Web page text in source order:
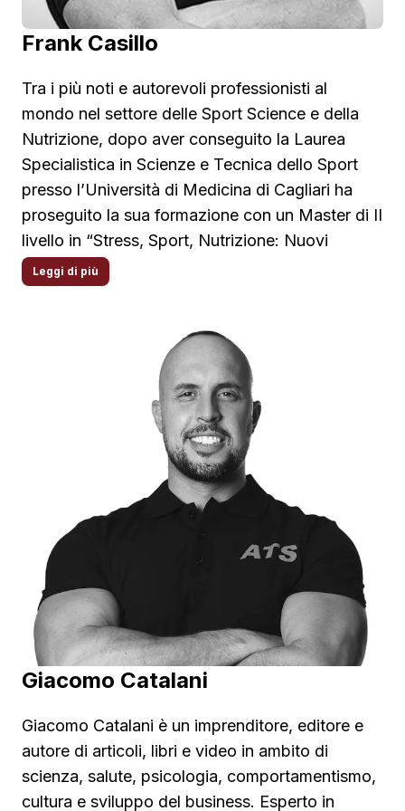
lo porta ad approfondire costantemente le
tecniche complementari, attraverso viaggi
Coppettazione® e Moxibustione®.
Frank Casillo
Tra i più noti e autorevoli professionisti al
mondo nel settore delle Sport Science e della
Nutrizione, dopo aver conseguito la Laurea
Specialistica in Scienze e Tecnica dello Sport
presso l’Università di Medicina di Cagliari ha
proseguito la sua formazione con un Master di II
livello in “Stress, Sport, Nutrizione: Nuovi
approcci diagnostici e terapeutici per Wellness,
Fitness, Prevenzione e Riabilitazione” presso la
di Roma e continuando a formarsi nel campo
della Neuroimmunomodulazione, Nutrizione
Clinica, Riabilitazione fisico-motoria e
Metabolismo, è conosciuto a livello
internazionale per gli straordinari risultati
raggiunti dai suoi clienti. Ha inoltre conseguito la
Laurea in Scienze della Nutrizione Umana e
l'abilitazione in qualità di Biologo Nutrizionista.
Leggi di più
Giacomo Catalani
Giacomo Catalani è un imprenditore, editore e
autore di articoli, libri e video in ambito di
scienza, salute, psicologia, comportamentismo,
cultura e sviluppo del business. Esperto in